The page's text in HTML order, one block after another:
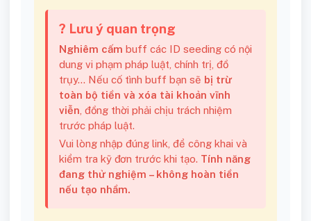
? Lưu ý quan trọng
Nghiêm cấm buff các ID seeding có nội
dung vi phạm pháp luật, chính trị, đồ
trụy... Nếu cố tình buff bạn sẽ bị trừ
toàn bộ tiền và xóa tài khoản vĩnh
viễn , đồng thời phải chịu trách nhiệm
trước pháp luật.
Vui lòng nhập đúng link, để công khai và
kiểm tra kỹ đơn trước khi tạo. Tính năng
đang thử nghiệm – không hoàn tiền
nếu tạo nhầm.